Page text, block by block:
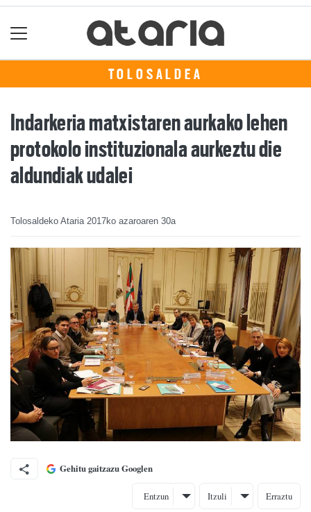
TOLOSALDEA
Indarkeria matxistaren aurkako lehen
protokolo instituzionala aurkeztu die
aldundiak udalei
Tolosaldeko Ataria 2017ko azaroaren 30a
Gehitu gaitzazu Googlen
Entzun Itzuli Erraztu